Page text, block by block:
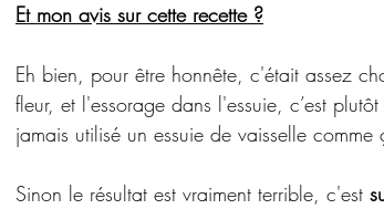
Et mon avis sur cette recette ?
Eh bien, pour être honnête, c'était assez
fleur, et l'essorage dans l'essuie, c’est
jamais utilisé un essuie de vaisselle
Sinon le résultat est vraiment terrible, c'est